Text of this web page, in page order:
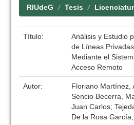
RIUdeG Tesis
Título:
Análisis y Estudio
de Líneas
Mediante el
Acceso Remoto
Autor:
Floriano Martínez,
Sencio Becerra,
Juan Carlos;
De la Rosa